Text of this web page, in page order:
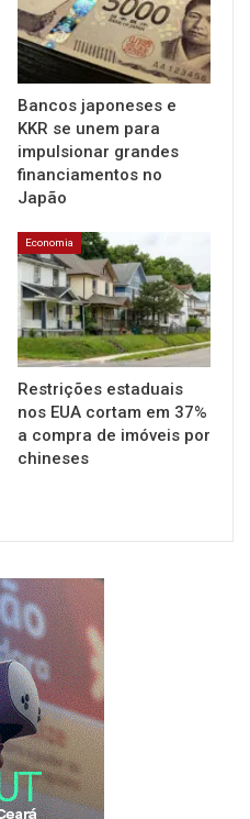
Bancos japoneses e
KKR se unem para
impulsionar grandes
financiamentos no
Japão
Economia
Restrições estaduais
nos EUA cortam em 37%
a compra de imóveis por
chineses